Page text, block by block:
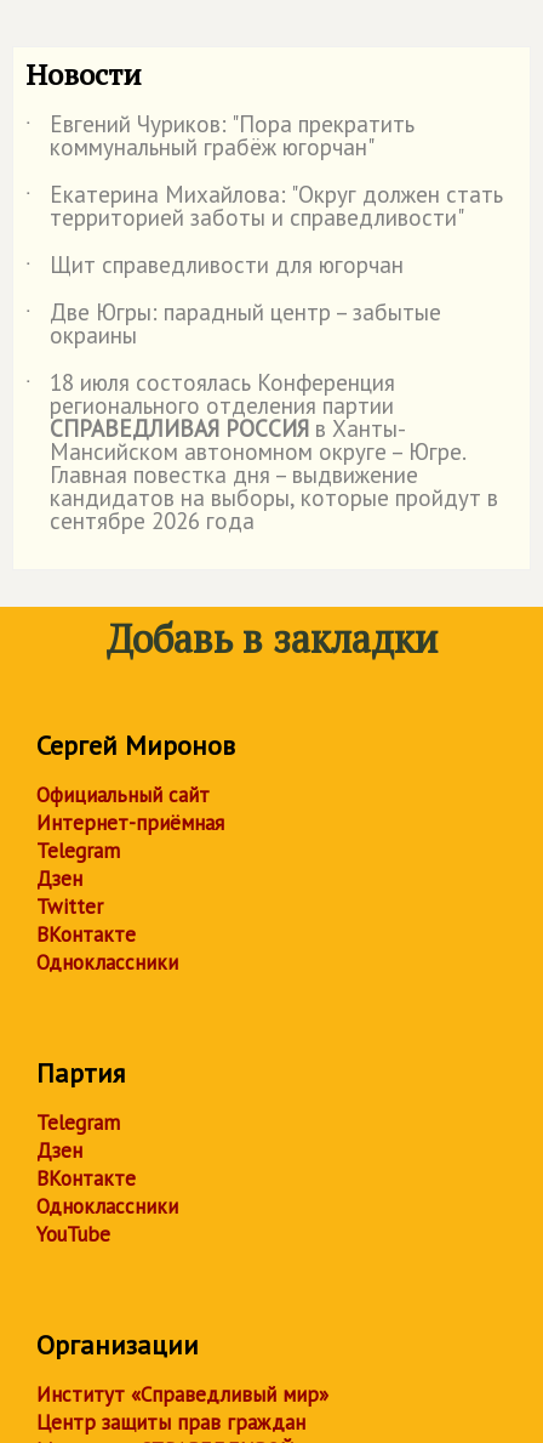
Новости
˙ Евгений Чуриков: "Пора прекратить
коммунальный грабёж югорчан"
˙
Екатерина Михайлова: "Округ должен стать
территорией заботы и справедливости"
˙
Щит справедливости для югорчан
˙
Две Югры: парадный центр – забытые
окраины
˙
18 июля состоялась Конференция
регионального отделения партии
СПРАВЕДЛИВАЯ РОССИЯ в Ханты-
Мансийском автономном округе – Югре.
Главная повестка дня – выдвижение
кандидатов на выборы, которые пройдут в
сентябре 2026 года
Добавь в закладки
Сергей Миронов
Официальный сайт
Интернет-приёмная
Telegram
Дзен
Twitter
ВКонтакте
Одноклассники
Партия
Telegram
Дзен
ВКонтакте
Одноклассники
YouTube
Организации
Институт «Справедливый мир»
Центр защиты прав граждан